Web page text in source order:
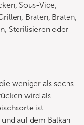
Sous-Vide,
Braten, Braten,
Sterilisieren oder
weniger als sechs
wird als
ist
auf dem Balkan